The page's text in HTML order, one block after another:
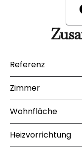
Referenz
Zimmer
Wohnfläche
Heizvorrichtung